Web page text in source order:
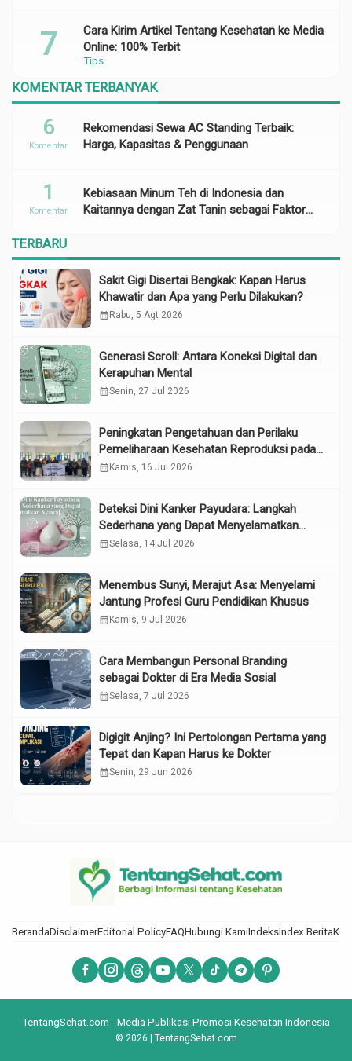
Tips
Cara Kirim Artikel Tentang Kesehatan ke Media
Online: 100% Terbit
KOMENTAR TERBANYAK
Rekomendasi Sewa AC Standing Terbaik:
Harga, Kapasitas & Penggunaan
6
Komentar
Kebiasaan Minum Teh di Indonesia dan
Kaitannya dengan Zat Tanin sebagai Faktor
1
Komentar
TERBARU
Sakit Gigi Disertai Bengkak: Kapan Harus
Khawatir dan Apa yang Perlu Dilakukan?
calendar_month Rabu, 5 Agt 2026
Generasi Scroll: Antara Koneksi Digital dan
Kerapuhan Mental
calendar_monthSenin, 27 Jul 2026
Peningkatan Pengetahuan dan Perilaku
Pemeliharaan Kesehatan Reproduksi pada
Lansia melalui Edukasi dan Konseling di
calendar_month Kamis, 16 Jul 2026
Deteksi Dini Kanker Payudara: Langkah
Sederhana yang Dapat Menyelamatkan
Nyawa
calendar_monthSelasa, 14 Jul 2026
Menembus Sunyi, Merajut Asa: Menyelami
Jantung Profesi Guru Pendidikan Khusus
calendar_month Kamis, 9 Jul 2026
Cara Membangun Personal Branding
sebagai Dokter di Era Media Sosial
calendar_monthSelasa, 7 Jul 2026
Digigit Anjing? Ini Pertolongan Pertama yang
Tepat dan Kapan Harus ke Dokter
calendar_monthSenin, 29 Jun 2026
BerandaDisclaimerEditorial PolicyFAQHubungi KamiIndeksIndex Berita
TentangSehat.com - Media Publikasi Promosi Kesehatan Indonesia
© 2026 | TentangSehat.com